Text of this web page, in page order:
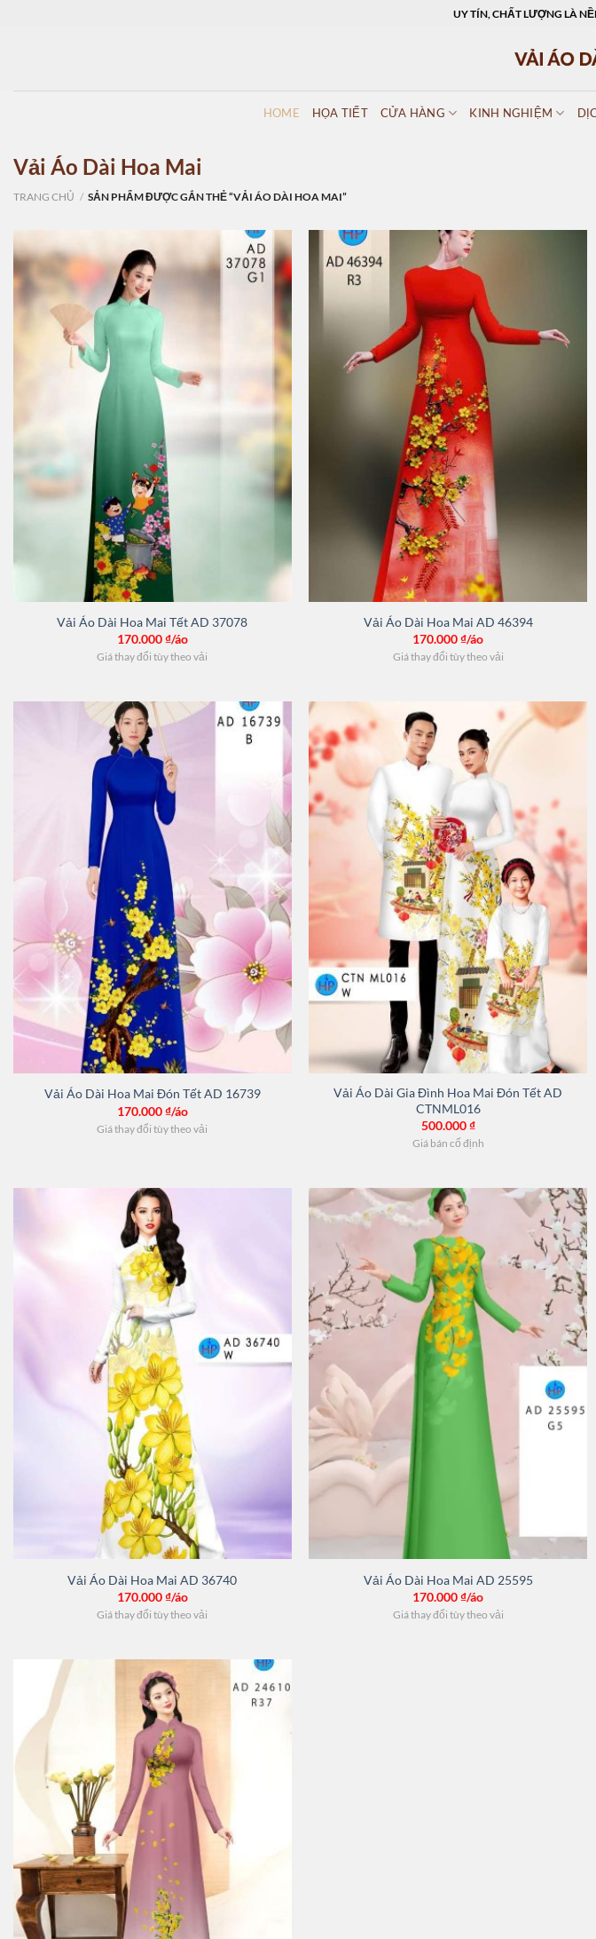
UY TÍN, CHẤT LƯỢNG LÀ
HOME HỌA TIẾT CỬA HÀNG KINH NGHIỆM
Vải Áo Dài Hoa Mai
TRANG CHỦ / SẢN PHẨM ĐƯỢC GẮN THẺ “VẢI ÁO DÀI HOA MAI”
Vải Áo Dài Hoa Mai Tết AD 37078
170.000₫/áo
Giá thay đổi tùy theo vải
Vải Áo Dài Hoa Mai AD 46394
170.000₫/áo
Giá thay đổi tùy theo vải
Vải Áo Dài Hoa Mai Đón Tết AD 16739
170.000₫/áo
Giá thay đổi tùy theo vải
Vải Áo Dài Gia Đình Hoa Mai Đón Tết AD
CTNML016
500.000₫
Giá bán cố định
Vải Áo Dài Hoa Mai AD 36740
170.000₫/áo
Giá thay đổi tùy theo vải
Vải Áo Dài Hoa Mai AD 25595
170.000₫/áo
Giá thay đổi tùy theo vải